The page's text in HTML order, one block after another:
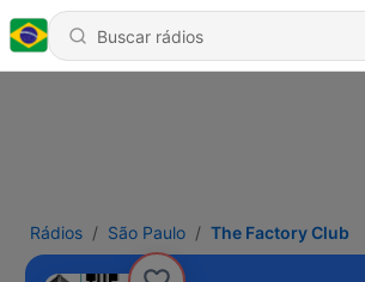
Rádios São Paulo The Factory Club